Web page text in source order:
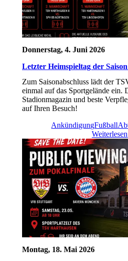
Donnerstag, 4. Juni 2026
Letzter Heimspieltag der
Zum Saisonabschluss lädt der
einmal auf das Sportgelände ein.
Stadionmagazin und beste
auf Ihren Besuch!
AnkündigungFußball
Weiterlesen
Montag, 18. Mai 2026